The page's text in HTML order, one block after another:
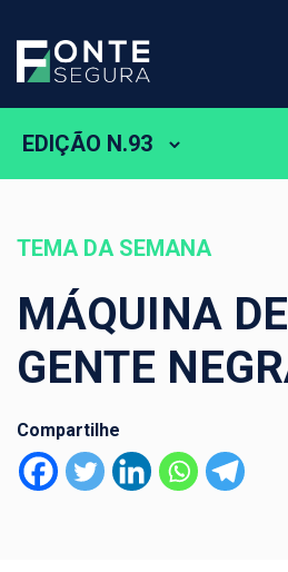
EDIÇÃO N.93
TEMA DA SEMANA
MÁQUINA
GENTE
Compartilhe